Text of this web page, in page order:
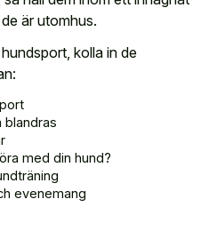
är utomhus.
kolla in de
blandras
med din hund?
evenemang